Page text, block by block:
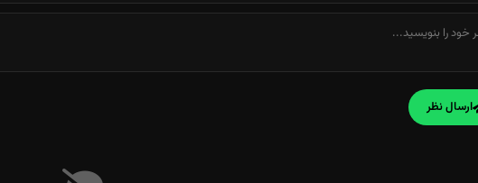
ارسال نظر